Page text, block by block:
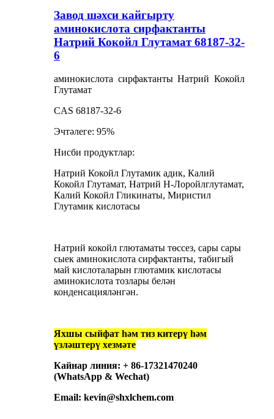
Завод шәхси кайгырту
аминокислота сирфактанты
Натрий Кокойл Глутамат 68187-32-
6
аминокислота сирфактанты Натрий Кокойл
Глутамат
CAS 68187-32-6
Эчтәлеге: 95%
Нисби продуктлар:
Натрий Кокойл Глутамик адик, Калий
Кокойл Глутамат, Натрий Н-Лоройлглутамат,
Калий Кокойл Гликинаты, Миристил
Глутамик кислотасы
Натрий кокойл глютаматы төссез, сары сары
сыек аминокислота сирфактанты, табигый
май кислоталарын глютамик кислотасы
аминокислота тозлары белән
конденсацияләнгән.
Яхшы сыйфат һәм тиз китерү һәм
үзләштерү хезмәте
Кайнар линия: + 86-17321470240
(WhatsApp & Wechat)
Email: kevin@shxlchem.com